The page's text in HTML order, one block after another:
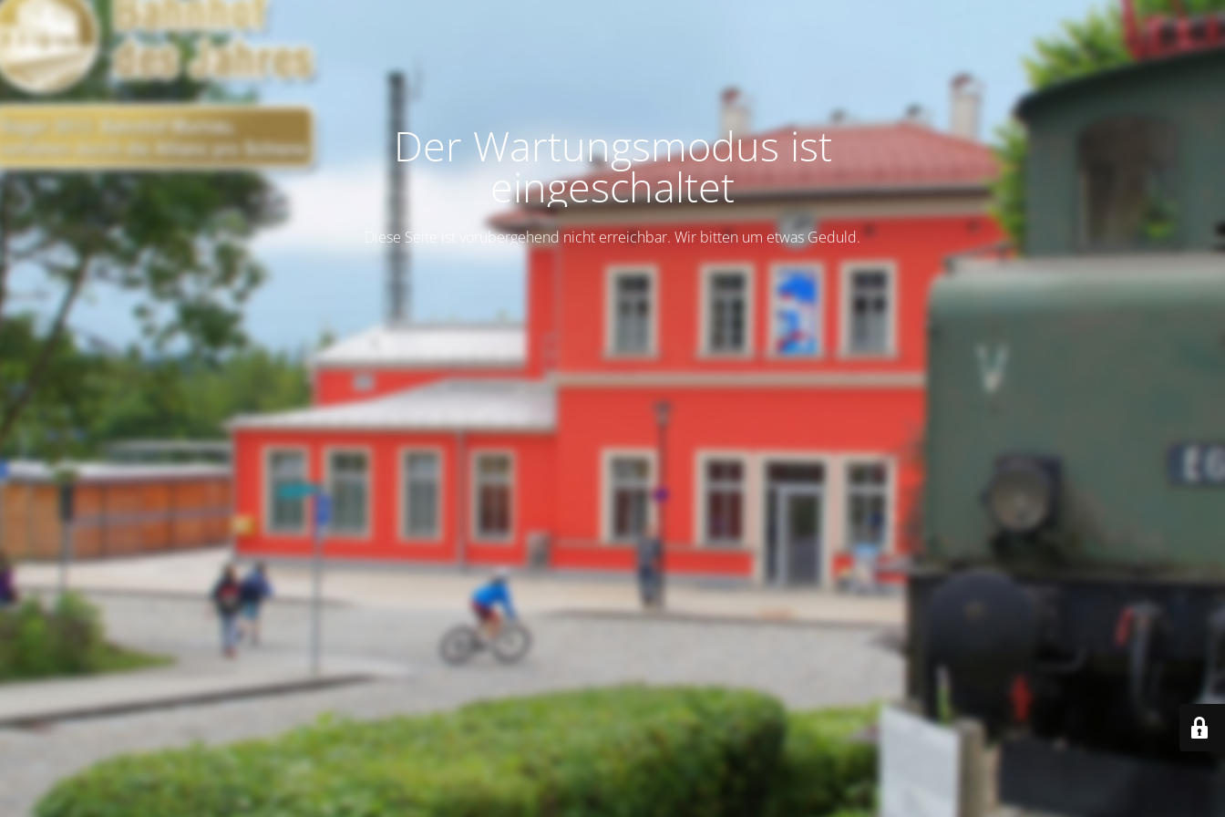
Der Wartungsmodus ist
eingeschaltet
Diese Seite ist vorübergehend nicht erreichbar. Wir bitten um etwas Geduld.